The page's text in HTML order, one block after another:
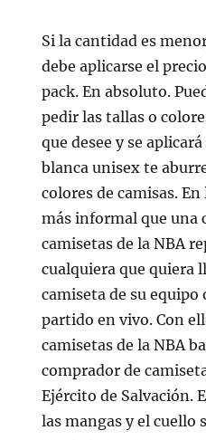
Si la cantidad es
debe aplicarse el
pack. En absoluto.
pedir las tallas o
que desee y se
blanca unisex te
colores de camisas.
más informal que una
camisetas de la NBA
cualquiera que quiera
camiseta de su
partido en vivo. Con
camisetas de la NBA
comprador de
Ejército de Salvación.
las mangas y el cuello